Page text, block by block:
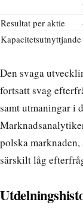
Resultat per aktie
Kapacitetsutnyttjande
Den svaga
fortsatt svag
samt utmaningar i
polska
särskilt låg